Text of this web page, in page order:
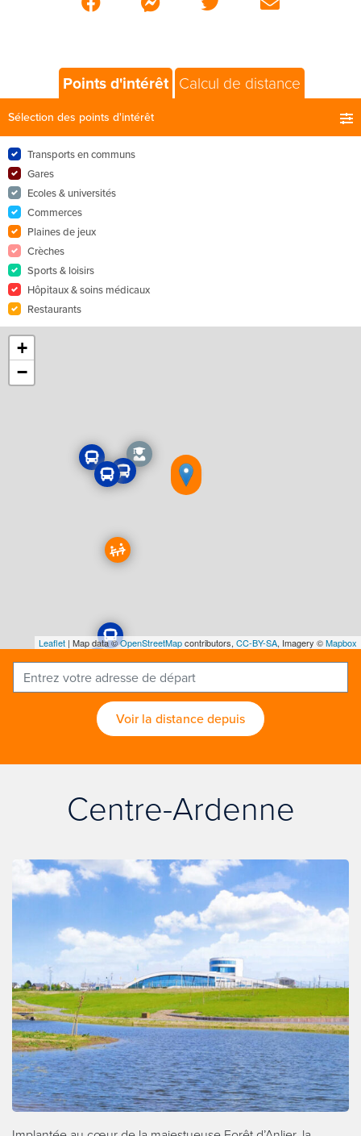
Points d'intérêt Calcul de distance
Sélection des points d'intérêt
Transports en communs
Gares
Ecoles & universités
Commerces
Plaines de jeux
Crèches
Sports & loisirs
Hôpitaux & soins médicaux
Restaurants
+
−
Leaflet | Map data ©OpenStreetMapcontributors, CC-BY-SA, Imagery ©Mapbox
Voir la distance depuis
Centre-Ardenne